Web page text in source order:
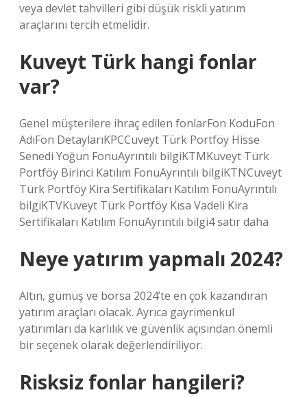
veya devlet tahvilleri gibi düşük riskli yatırım
araçlarını tercih etmelidir.
Kuveyt Türk hangi fonlar
var?
Genel müşterilere ihraç edilen fonlarFon KoduFon
AdıFon DetaylarıKPCCuveyt Türk Portföy Hisse
Senedi Yoğun FonuAyrıntılı bilgiKTMKuveyt Türk
Portföy Birinci Katılım FonuAyrıntılı bilgiKTNCuveyt
Türk Portföy Kira Sertifikaları Katılım FonuAyrıntılı
bilgiKTVKuveyt Türk Portföy Kısa Vadeli Kira
Sertifikaları Katılım FonuAyrıntılı bilgi4 satır daha
Neye yatırım yapmalı 2024?
Altın, gümüş ve borsa 2024’te en çok kazandıran
yatırım araçları olacak. Ayrıca gayrimenkul
yatırımları da karlılık ve güvenlik açısından önemli
bir seçenek olarak değerlendiriliyor.
Risksiz fonlar hangileri?